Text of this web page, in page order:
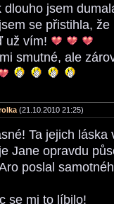
dlouho jsem
se přistihla,
už vím!
smutné, ale
(21.10.2010 21:25)
Ta jejich
Jane opravdu
poslal
se mi to líbilo!